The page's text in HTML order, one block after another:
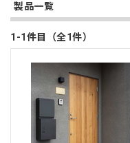
製品一覧
1-1件目（全1件）